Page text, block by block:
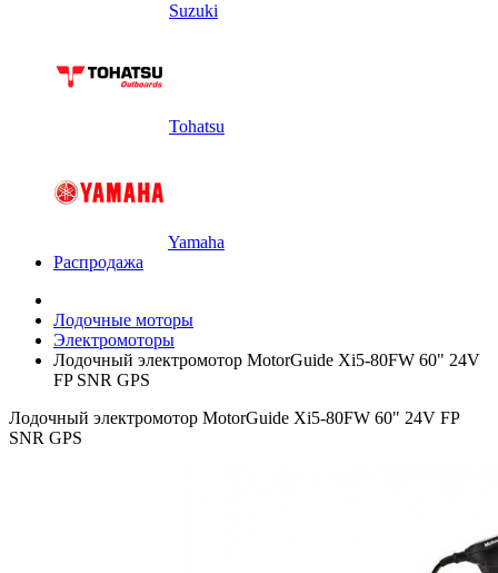
Suzuki
Tohatsu
Yamaha
Распродажа
Лодочные моторы
Электромоторы
Лодочный электромотор MotorGuide Xi5-80FW 60" 24V
FP SNR GPS
Лодочный электромотор MotorGuide Xi5-80FW 60" 24V FP
SNR GPS